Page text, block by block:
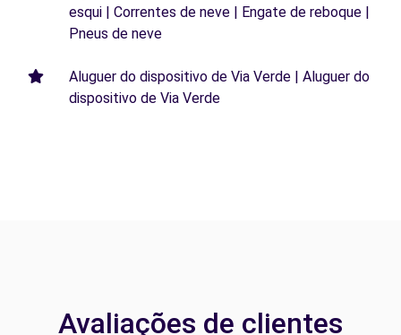
esqui | Correntes de neve | Engate de reboque |
Pneus de neve
Aluguer do dispositivo de Via Verde | Aluguer do
dispositivo de Via Verde
Avaliações de clientes